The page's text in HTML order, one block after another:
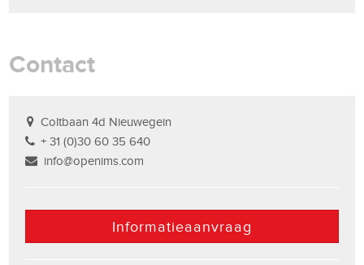
Contact
Coltbaan 4d Nieuwegein
+ 31 (0)30 60 35 640
info@openims.com
Informatieaanvraag